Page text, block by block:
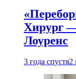
Хирург
Лоуренс
3 года спустя2